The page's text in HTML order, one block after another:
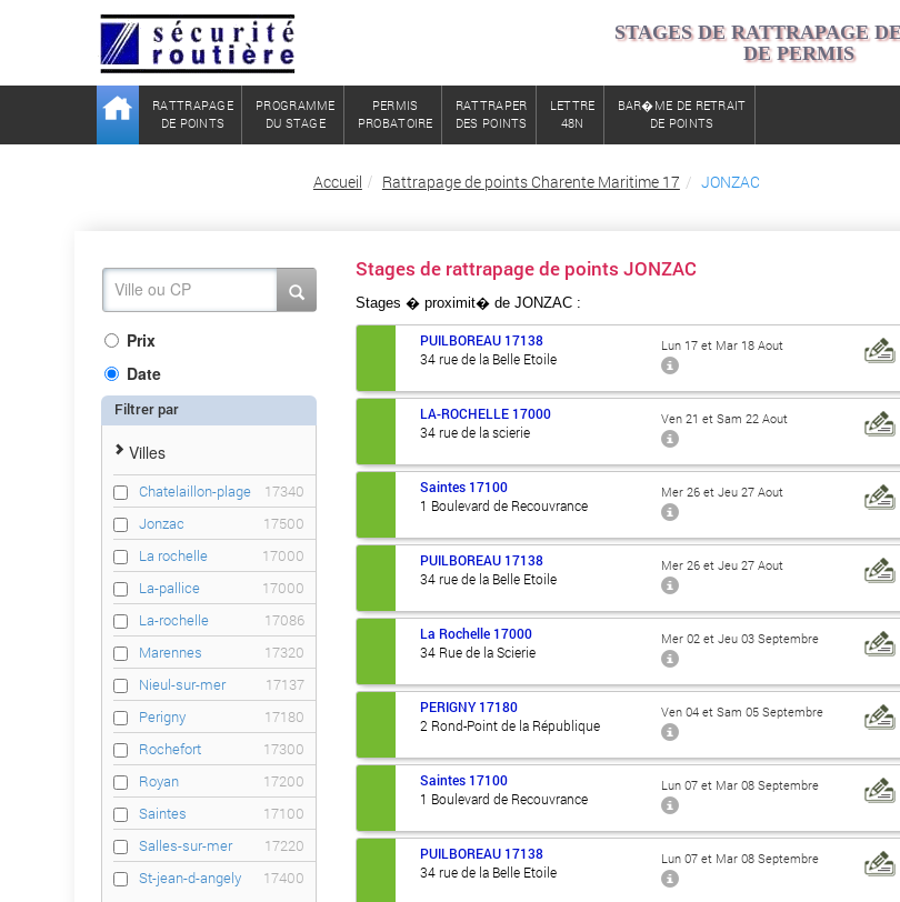
STAGES DE RATTRAPAGE
DE PERMIS
RATTRAPAGE
DE POINTS
PROGRAMME
DU STAGE
PERMIS
PROBATOIRE
RATTRAPER
DES POINTS
LETTRE
48N
BAR�ME DE RETRAIT
DE POINTS
Accueil Rattrapage de points Charente Maritime 17 JONZAC
Prix
Date
Filtrer par
Villes
Chatelaillon-plage
17340
Jonzac
17500
La rochelle
17000
La-pallice
17000
La-rochelle
17086
Marennes
17320
Nieul-sur-mer
17137
Perigny
17180
Rochefort
17300
Royan
17200
Saintes
17100
Salles-sur-mer
17220
St-jean-d-angely
17400
Stages de rattrapage de points JONZAC
Stages � proximit� de JONZAC :
PUILBOREAU 17138
34 rue de la Belle Etoile
Lun 17 et Mar 18 Aout
LA-ROCHELLE 17000
34 rue de la scierie
Ven 21 et Sam 22 Aout
Saintes 17100
1 Boulevard de Recouvrance
Mer 26 et Jeu 27 Aout
PUILBOREAU 17138
34 rue de la Belle Etoile
Mer 26 et Jeu 27 Aout
La Rochelle 17000
34 Rue de la Scierie
Mer 02 et Jeu 03 Septembre
PERIGNY 17180
2 Rond-Point de la République
Ven 04 et Sam 05 Septembre
Saintes 17100
1 Boulevard de Recouvrance
Lun 07 et Mar 08 Septembre
PUILBOREAU 17138
34 rue de la Belle Etoile
Lun 07 et Mar 08 Septembre